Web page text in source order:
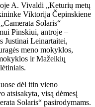
A. Vivaldi „Keturių metų
Viktorija Čepinskiene
Solaris“
Pinskiui, antroje –
Justinai Leinartaitei,
meno mokyklos,
ir Mažeikių
dėl itin vieno
atsisakyta, visą dėmesį
Solaris“ pasirodymams.